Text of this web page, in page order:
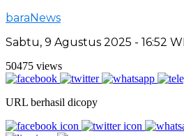
baraNews
Sabtu, 9 Agustus 2025 - 16:52
50475 views
URL berhasil dicopy